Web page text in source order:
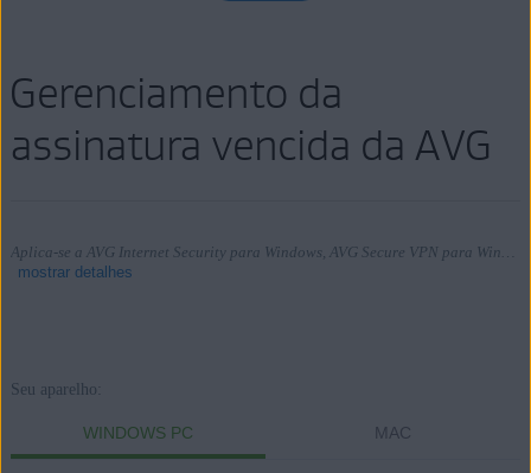
Gerenciamento da
assinatura vencida da AVG
Aplica-se a AVG Internet Security para Windows, AVG Secure VPN para Windows, AVG TuneUp para Windows, AVG AntiTrack para Windows, AVG Internet Security para Mac, AVG Secure VPN para Mac, AVG TuneUp para Mac, AVG AntiTrack para Mac
mostrar detalhes
Produtos:
AVG Internet Security 21.x para Windows
AVG Secure VPN 1.x para Windows
Seu aparelho:
WINDOWS PC MAC